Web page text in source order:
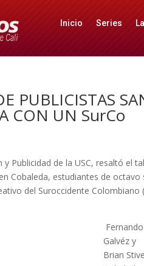
Inicio Series
PUBLICISTAS
CON UN SurCo
y Publicidad de la USC, resaltó el
Cobaleda, estudiantes de
del Suroccidente Colombiano
Fernando
Galvéz y
Brian